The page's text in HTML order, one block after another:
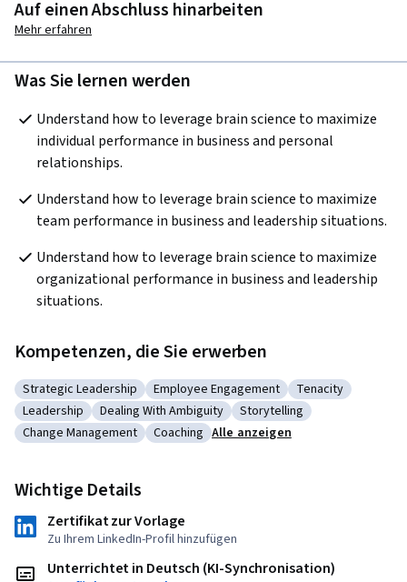
Auf einen Abschluss hinarbeiten
Mehr erfahren
Was Sie lernen werden
Understand how to leverage brain science to maximize
individual performance in business and personal
relationships.
Understand how to leverage brain science to maximize
team performance in business and leadership situations.
Understand how to leverage brain science to maximize
organizational performance in business and leadership
situations.
Kompetenzen, die Sie erwerben
Kategorie: Strategic Leadership
Strategic Leadership Kategorie: Employee Engagement
Employee Engagement Kategorie:
Tenacity
Kategorie: Leadership
Leadership Kategorie: Dealing With Ambiguity
Dealing With Ambiguity Kategorie: Storytelling
Storytelling
Kategorie: Change Management
Change Management Kategorie: Coaching
Coaching Alle anzeigen
Wichtige Details
Zertifikat zur Vorlage
Zu Ihrem LinkedIn-Profil hinzufügen
Unterrichtet in Deutsch (KI-Synchronisation)